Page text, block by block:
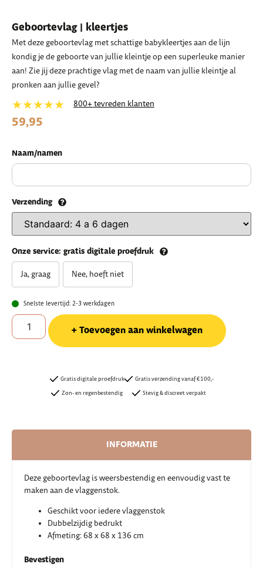
Geboortevlag | kleertjes
Met deze geboortevlag met schattige babykleertjes aan de lijn
kondig je de geboorte van jullie kleintje op een superleuke manier
aan! Zie jij deze prachtige vlag met de naam van jullie kleintje al
pronken aan jullie gevel?
★★★★★ 800+ tevreden klanten
59,95
Naam/namen
Verzending
Onze service: gratis digitale proefdruk
Ja, graag Nee, hoeft niet
Snelste levertijd: 2-3 werkdagen
Toevoegen aan winkelwagen
Gratis digitale proefdruk
Zon- en regenbestendig
Gratis verzending vanaf €100,-
Stevig & discreet verpakt
INFORMATIE
Deze geboortevlag is weersbestendig en eenvoudig vast te
maken aan de vlaggenstok.
Geschikt voor iedere vlaggenstok
Dubbelzijdig bedrukt
Afmeting: 68 x 68 x 136 cm
Bevestigen